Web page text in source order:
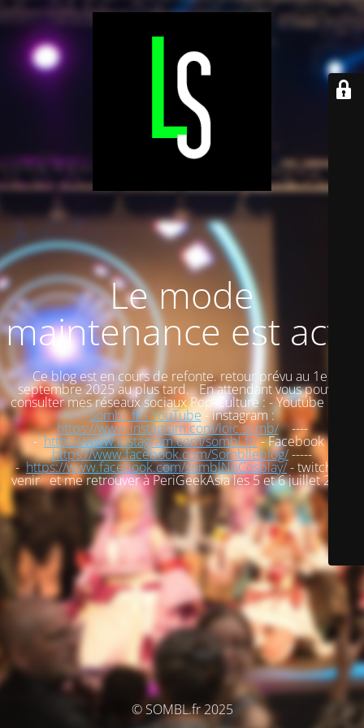
Le mode
maintenance est actif
Ce blog est en cours de refonte. retour prévu au 1er
septembre 2025 au plus tard. En attendant vous pouvez
consulter mes réseaux sociaux Pop-Culture : - Youtube :
sombl_fr - YouTube - instagram :
https://www.instagram.com/loic.somb/----
-https://www.instagram.com/sombl.fr/- Facebook :
https://www.facebook.com/Somblleblog/-----
-https://www.facebook.com/somblNoCosplay/- twitch : à
venir et me retrouver à PeriGeekAsia les 5 et 6 juillet 2025
© SOMBL.fr 2025